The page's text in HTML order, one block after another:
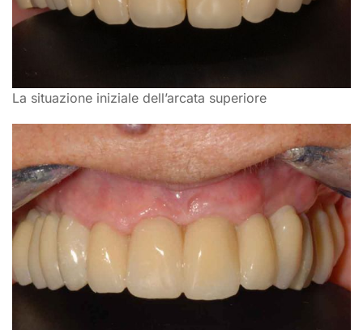
La situazione iniziale dell’arcata superiore